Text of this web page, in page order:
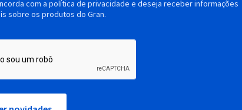
com a política de privacidade e deseja receber informações
sobre os produtos do Gran.